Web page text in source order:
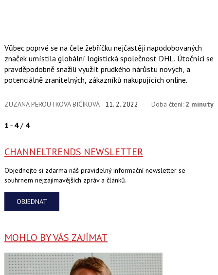
Vůbec poprvé se na čele žebříčku nejčastěji napodobovaných
značek umístila globální logistická společnost DHL. Útočníci se
pravděpodobně snažili využít prudkého nárůstu nových, a
potenciálně zranitelných, zákazníků nakupujících online.
ZUZANA PEROUTKOVÁ BIČÍKOVÁ 11. 2. 2022 Doba čtení: 2 minuty
1–4/ 4
CHANNELTRENDS NEWSLETTER
Objednejte si zdarma náš pravidelný informační newsletter se
souhrnem nejzajímavějších zpráv a článků.
OBJEDNAT
MOHLO BY VÁS ZAJÍMAT